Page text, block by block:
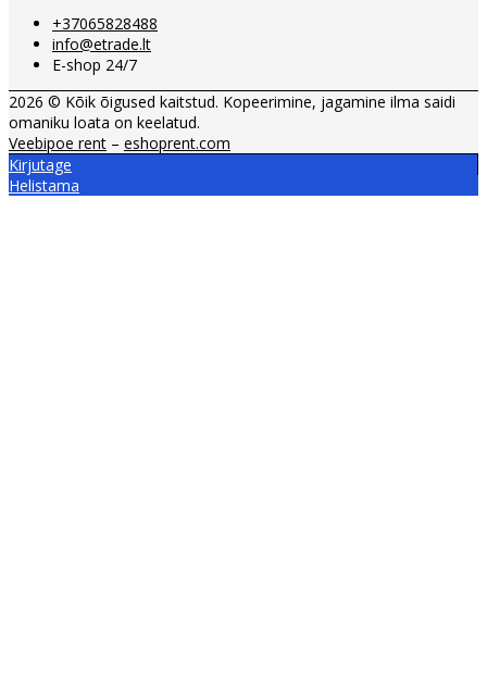
+37065828488
info@etrade.lt
E-shop 24/7
2026 © Kõik õigused kaitstud. Kopeerimine, jagamine ilma saidi
omaniku loata on keelatud.
Veebipoe rent – eshoprent.com
Kirjutage
Helistama